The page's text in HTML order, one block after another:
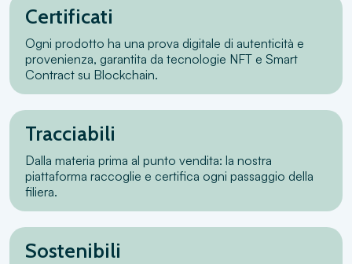
Certificati
Ogni prodotto ha una prova digitale di autenticità e
provenienza, garantita da tecnologie NFT e Smart
Contract su Blockchain.
Tracciabili
Dalla materia prima al punto vendita: la nostra
piattaforma raccoglie e certifica ogni passaggio della
filiera.
Sostenibili